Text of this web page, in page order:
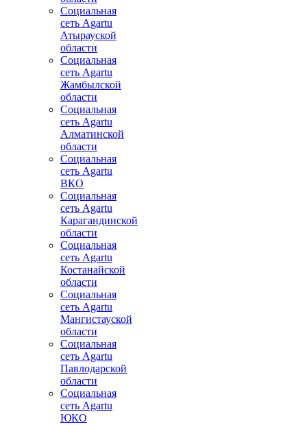
Социальная
сеть Agartu
Атырауской
области
Социальная
сеть Agartu
Жамбылской
области
Социальная
сеть Agartu
Алматинской
области
Социальная
сеть Agartu
ВКО
Социальная
сеть Agartu
Карагандинской
области
Социальная
сеть Agartu
Костанайской
области
Социальная
сеть Agartu
Мангистауской
области
Социальная
сеть Agartu
Павлодарской
области
Социальная
сеть Agartu
ЮКО